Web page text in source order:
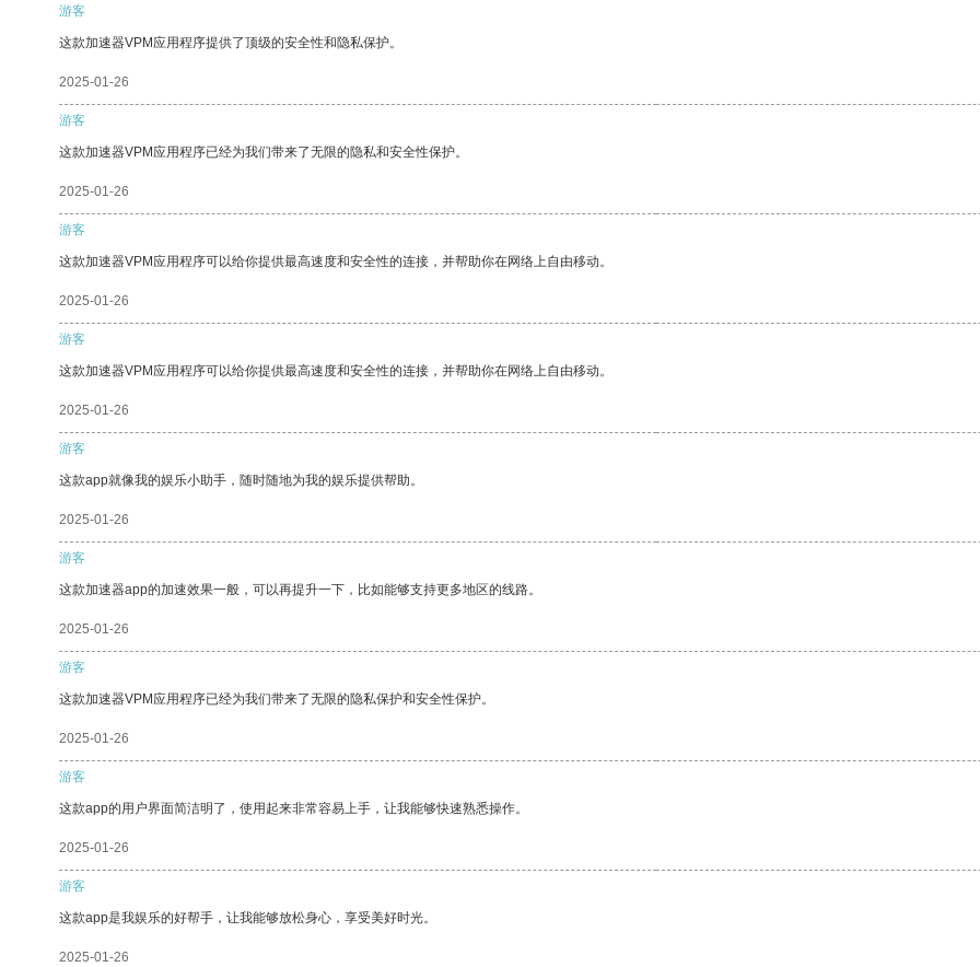
游客
这款加速器VPM应用程序提供了顶级的安全性和隐私保护。
2025-01-26
游客
这款加速器VPM应用程序已经为我们带来了无限的隐私和安全性保护。
2025-01-26
游客
这款加速器VPM应用程序可以给你提供最高速度和安全性的连接，并帮助你在网络上自由移动。
2025-01-26
游客
这款加速器VPM应用程序可以给你提供最高速度和安全性的连接，并帮助你在网络上自由移动。
2025-01-26
游客
这款app就像我的娱乐小助手，随时随地为我的娱乐提供帮助。
2025-01-26
游客
这款加速器app的加速效果一般，可以再提升一下，比如能够支持更多地区的线路。
2025-01-26
游客
这款加速器VPM应用程序已经为我们带来了无限的隐私保护和安全性保护。
2025-01-26
游客
这款app的用户界面简洁明了，使用起来非常容易上手，让我能够快速熟悉操作。
2025-01-26
游客
这款app是我娱乐的好帮手，让我能够放松身心，享受美好时光。
2025-01-26